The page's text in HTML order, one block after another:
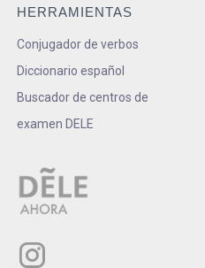
HERRAMIENTAS
Conjugador de verbos
Diccionario español
Buscador de centros de
examen DELE